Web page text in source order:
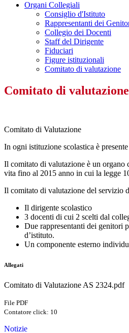
Organi Collegiali
Consiglio d'Istituto
Rappresentanti dei
Collegio dei Docenti
Staff del Dirigente
Fiduciari
Figure istituzionali
Comitato di valutazione
Comitato di valutazione
Comitato di Valutazione
In ogni istituzione scolastica è
Il comitato di valutazione è un
vita fino al 2015 anno in cui la legge
Il comitato di valutazione del servizio
Il dirigente scolastico
3 docenti di cui 2 scelti dal
Due rappresentanti dei genitori
d’istituto.
Un componente esterno
Allegati
Comitato di Valutazione AS 2324.pdf
File PDF
Contatore click: 10
Notizie